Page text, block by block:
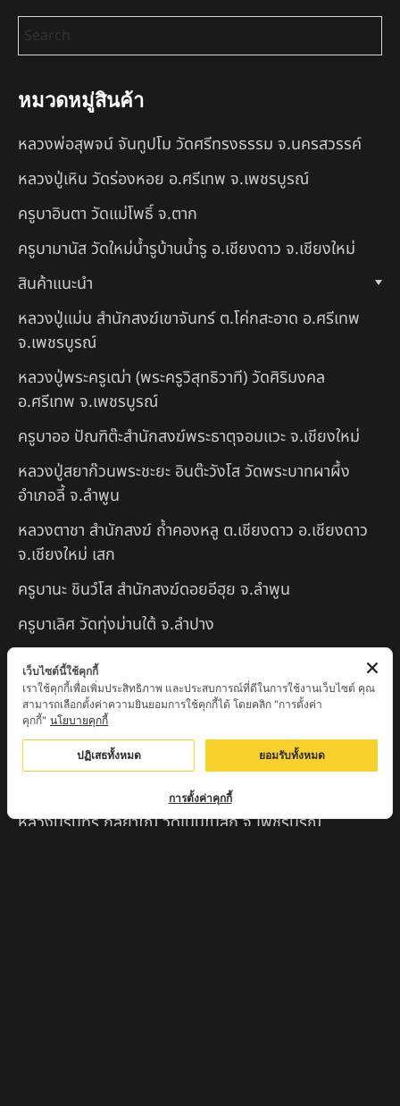
หมวดหมู่สินค้า
หลวงพ่อสุพจน์ จันทูปโม วัดศรีทรงธรรม จ.นครสวรรค์
หลวงปู่เหิน วัดร่องหอย อ.ศรีเทพ จ.เพชรบูรณ์
ครูบาอินตา วัดแม่โพธิ์ จ.ตาก
ครูบามานัส วัดใหม่น้ำรูบ้านน้ำรู อ.เชียงดาว จ.เชียงใหม่
สินค้าแนะนำ
หลวงปู่แม่น สำนักสงฆ์เขาจันทร์ ต.โค่กสะอาด อ.ศรีเทพ
จ.เพชรบูรณ์
หลวงปู่พระครูเฒ่า (พระครูวิสุทธิวาที) วัดศิริมงคล
อ.ศรีเทพ จ.เพชรบูรณ์
ครูบาออ ปัณฑิต๊ะสำนักสงฆ์พระธาตุจอมแวะ จ.เชียงใหม่
หลวงปู่สยาก๊วนพระชะยะ อินต๊ะวังโส วัดพระบาทผาผึ้ง
อำเภอลี้ จ.ลำพูน
หลวงตาชา สำนักสงฆ์ ถ้ำคองหลู ต.เชียงดาว อ.เชียงดาว
จ.เชียงใหม่ เสก
ครูบานะ ชินวํโส สำนักสงฆ์ดอยอีฮุย จ.ลำพูน
ครูบาเลิศ วัดทุ่งม่านใต้ จ.ลำปาง
หลวงปู่หนู นรินโท วัดวังท่าดี จ.เพชรบูรณ์
ครูบาทอง วัดก้อท่า จ.ลำพูน
ครูบาตุ๊เจ้าปู่หว่าหลิ่ง วิระทะโย วัดเวฬุวัน อ.เชียงดาว
จ.เชียงใหม่
ครูบาศรี สุจิตโต บ้านสบก๋ง จ.ลำปาง
หลวงปู่รินทร์ กลฺยาโณ วัดเนินโบสถ์ จ.เพชรบูรณ์
เว็บไซต์นี้ใช้คุกกี้
เราใช้คุกกี้เพื่อเพิ่มประสิทธิภาพ และประสบการณ์ที่ดีในการใช้งานเว็บไซต์ คุณ
สามารถเลือกตั้งค่าความยินยอมการใช้คุกกี้ได้ โดยคลิก "การตั้งค่า
คุกกี้" นโยบายคุกกี้
ปฏิเสธทั้งหมด ยอมรับทั้งหมด
การตั้งค่าคุกกี้